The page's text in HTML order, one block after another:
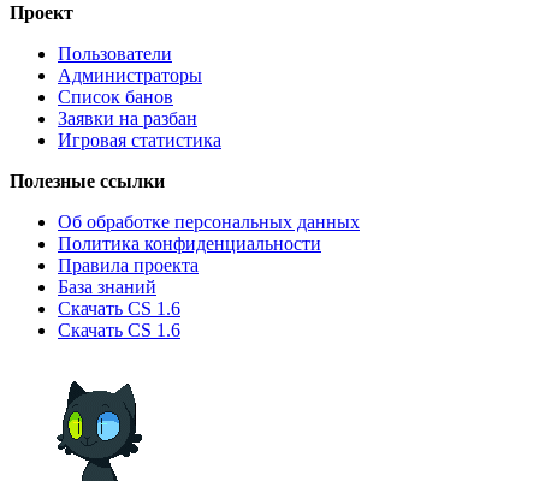
Проект
Пользователи
Администраторы
Список банов
Заявки на разбан
Игровая статистика
Полезные ссылки
Об обработке персональных данных
Политика конфиденциальности
Правила проекта
База знаний
Скачать CS 1.6
Скачать CS 1.6